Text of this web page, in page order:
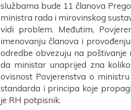
službama bude 11 članova
ministra rada i mirovinskog
vidi problem. Međutim,
imenovanju članova i
odredbe obvezuju na poštivanje
da ministar unaprijed zna
ovisnost Povjerenstva o
standarda i principa koje
je RH potpisnik.